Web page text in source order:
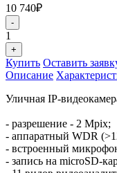
10 740₽
-
1
+
Купить Оставить
Описание
Уличная IP-
- разрешение - 2 Mpix;
- аппаратный WDR
- встроенный
- запись на microSD-